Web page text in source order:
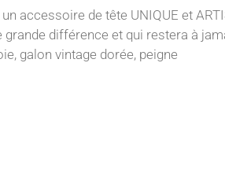
accessoire de tête UNIQUE et
différence et qui restera à
galon vintage dorée, peigne